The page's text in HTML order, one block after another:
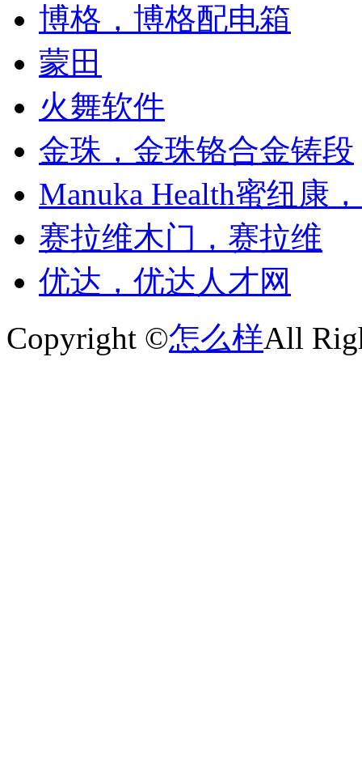
博格，博格配电箱
蒙田
火舞软件
金珠，金珠铬合金铸段
Manuka Health蜜纽康
赛拉维木门，赛拉维
优达，优达人才网
Copyright ©怎么样All